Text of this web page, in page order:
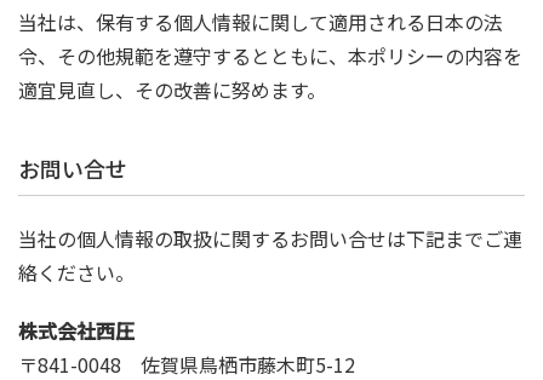
当社は、保有する個人情報に関して適用される日本の法
令、その他規範を遵守するとともに、本ポリシーの内容を
適宜見直し、その改善に努めます。
お問い合せ
当社の個人情報の取扱に関するお問い合せは下記までご連
絡ください。
株式会社西圧
〒841-0048 佐賀県鳥栖市藤木町5-12